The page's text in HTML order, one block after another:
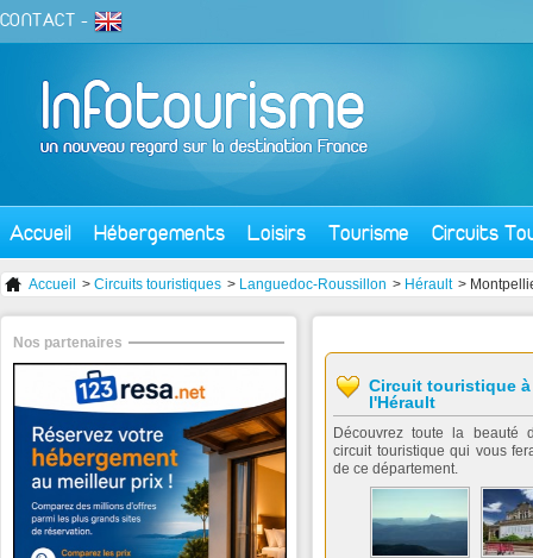
CONTACT -
Accueil Hébergements Loisirs Tourisme Circuits
Accueil > Circuits touristiques > Languedoc-Roussillon > Hérault >
Circuit touristique
l'Hérault
Découvrez toute la beauté
circuit touristique qui vous
de ce département.
Nos partenaires